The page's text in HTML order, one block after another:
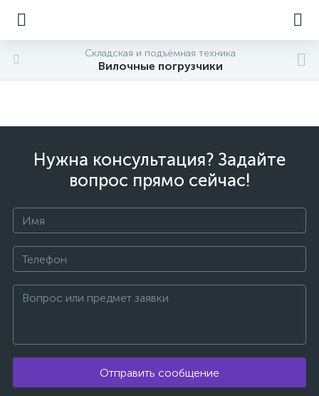
Складская и подъёмная техника
Вилочные погрузчики
Нужна консультация? Задайте
вопрос прямо сейчас!
Отправить сообщение